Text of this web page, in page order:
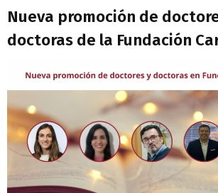
Nueva promoción de
doctoras de la Fundación